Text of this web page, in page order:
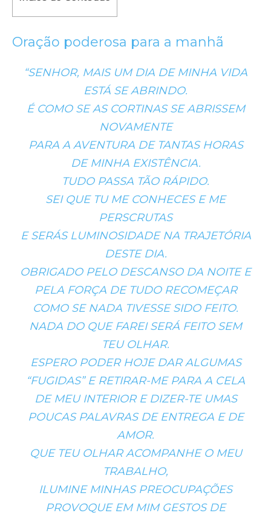
Oração poderosa para a manhã
“SENHOR, MAIS UM DIA DE MINHA VIDA
ESTÁ SE ABRINDO.
É COMO SE AS CORTINAS SE ABRISSEM
NOVAMENTE
PARA A AVENTURA DE TANTAS HORAS
DE MINHA EXISTÊNCIA.
TUDO PASSA TÃO RÁPIDO.
SEI QUE TU ME CONHECES E ME
PERSCRUTAS
E SERÁS LUMINOSIDADE NA TRAJETÓRIA
DESTE DIA.
OBRIGADO PELO DESCANSO DA NOITE E
PELA FORÇA DE TUDO RECOMEÇAR
COMO SE NADA TIVESSE SIDO FEITO.
NADA DO QUE FAREI SERÁ FEITO SEM
TEU OLHAR.
ESPERO PODER HOJE DAR ALGUMAS
“FUGIDAS” E RETIRAR-ME PARA A CELA
DE MEU INTERIOR E DIZER-TE UMAS
POUCAS PALAVRAS DE ENTREGA E DE
AMOR.
QUE TEU OLHAR ACOMPANHE O MEU
TRABALHO,
ILUMINE MINHAS PREOCUPAÇÕES
PROVOQUE EM MIM GESTOS DE